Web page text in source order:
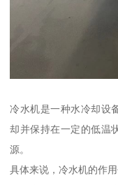
冷水机是一种水冷却设
却并保持在一定的低温
源。
具体来说，冷水机的作